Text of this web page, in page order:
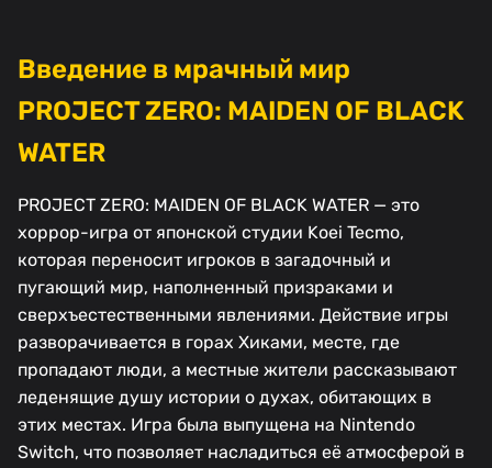
Введение в мрачный мир
PROJECT ZERO: MAIDEN OF BLACK
WATER
PROJECT ZERO: MAIDEN OF BLACK WATER — это
хоррор-игра от японской студии Koei Tecmo,
которая переносит игроков в загадочный и
пугающий мир, наполненный призраками и
сверхъестественными явлениями. Действие игры
разворачивается в горах Хиками, месте, где
пропадают люди, а местные жители рассказывают
леденящие душу истории о духах, обитающих в
этих местах. Игра была выпущена на Nintendo
Switch, что позволяет насладиться её атмосферой в